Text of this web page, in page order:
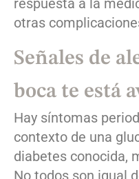
otras
Señales de
boca te está
Hay síntomas
contexto de una
diabetes conocida,
No todos son igual